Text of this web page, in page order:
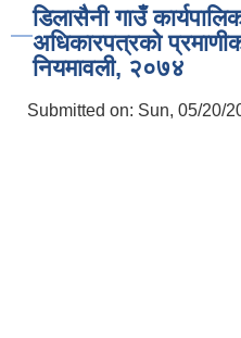
डिलासैनी गाउँ
अधिकारपत्रको
नियमावली, २०७४
Submitted on: Sun, 05/20/